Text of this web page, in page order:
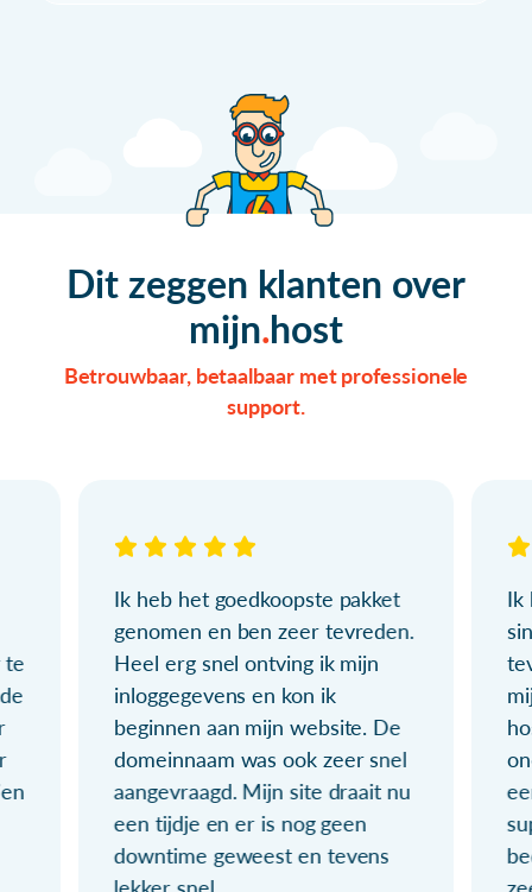
Dit zeggen klanten over
mijn host
Betrouwbaar, betaalbaar met professionele
support.
te
Ik heb het goedkoopste pakket
genomen en ben zeer tevreden.
Heel erg snel ontving ik mijn
inloggegevens en kon ik
beginnen aan mijn website. De
domeinnaam was ook zeer snel
aangevraagd. Mijn site draait nu
een tijdje en er is nog geen
downtime geweest en tevens
Ik